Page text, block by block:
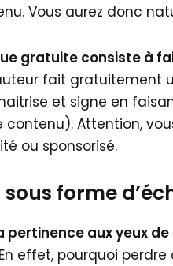
Vous aurez donc
gratuite consiste à
fait gratuitement
et signe en
contenu). Attention,
ou sponsorisé.
forme
pertinence aux yeux
En effet, pourquoi